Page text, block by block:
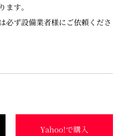
す。
必ず設備業者様にご依頼くださ
Yahoo!で購入